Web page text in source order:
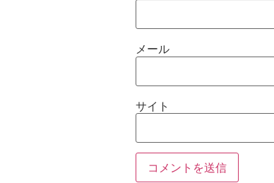
メール
サイト